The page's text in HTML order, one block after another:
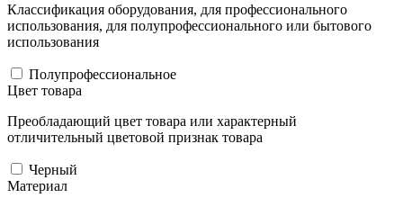
Классификация оборудования, для профессионального
использования, для полупрофессионального или бытового
использования
Полупрофессиональное
Цвет товара
Преобладающий цвет товара или характерный
отличительный цветовой признак товара
Черный
Материал